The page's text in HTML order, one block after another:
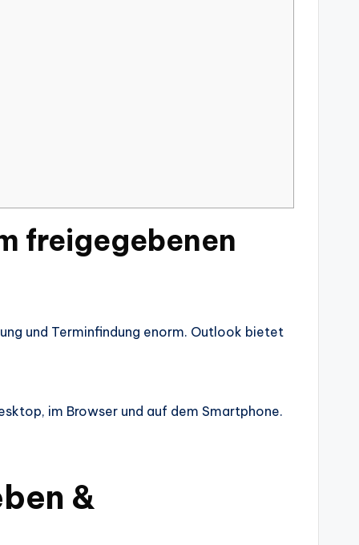
freigegebenen
und Terminfindung enorm. Outlook bietet
im Browser und auf dem Smartphone.
&